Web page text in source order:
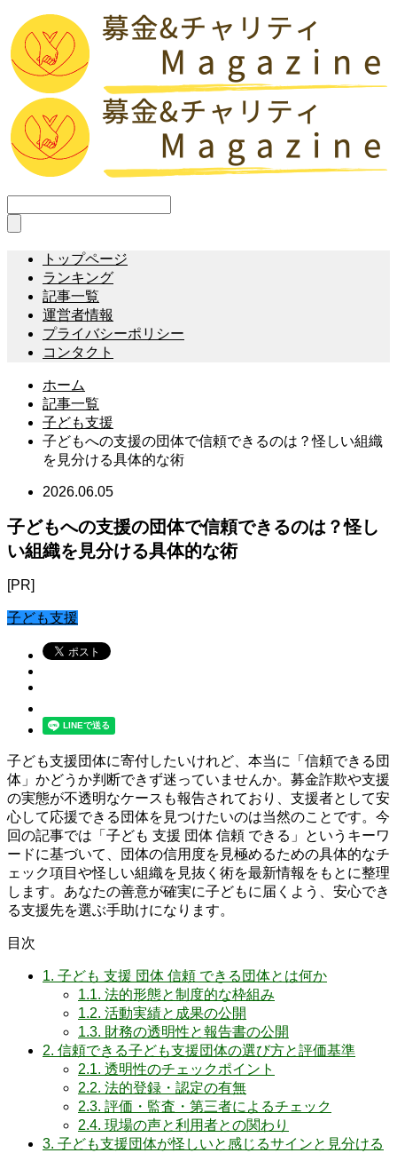
トップページ
ランキング
記事一覧
運営者情報
プライバシーポリシー
コンタクト
ホーム
記事一覧
子ども支援
子どもへの支援の団体で信頼できるのは？怪しい組織
を見分ける具体的な術
2026.06.05
子どもへの支援の団体で信頼できるのは？怪し
い組織を見分ける具体的な術
[PR]
子ども支援
子ども支援団体に寄付したいけれど、本当に「信頼できる団
体」かどうか判断できず迷っていませんか。募金詐欺や支援
の実態が不透明なケースも報告されており、支援者として安
心して応援できる団体を見つけたいのは当然のことです。今
回の記事では「子ども 支援 団体 信頼 できる」というキーワ
ードに基づいて、団体の信用度を見極めるための具体的なチ
ェック項目や怪しい組織を見抜く術を最新情報をもとに整理
します。あなたの善意が確実に子どもに届くよう、安心でき
る支援先を選ぶ手助けになります。
目次
1. 子ども 支援 団体 信頼 できる団体とは何か
1.1. 法的形態と制度的な枠組み
1.2. 活動実績と成果の公開
1.3. 財務の透明性と報告書の公開
2. 信頼できる子ども支援団体の選び方と評価基準
2.1. 透明性のチェックポイント
2.2. 法的登録・認定の有無
2.3. 評価・監査・第三者によるチェック
2.4. 現場の声と利用者との関わり
3. 子ども支援団体が怪しいと感じるサインと見分ける